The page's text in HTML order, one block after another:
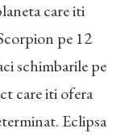
care iti
pe 12
schimbarile pe
care iti ofera
Eclipsa